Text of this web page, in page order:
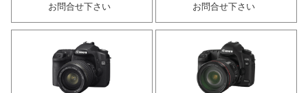
お問合せ下さい
お問合せ下さい